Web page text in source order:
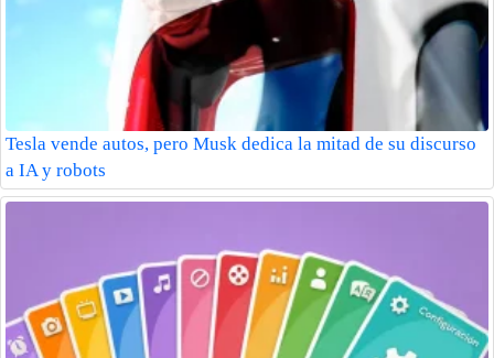
Tesla vende autos, pero Musk dedica la mitad de su discurso
a IA y robots